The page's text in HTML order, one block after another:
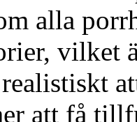
alla
vilket
att få